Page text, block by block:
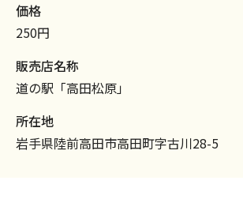
価格
250円
販売店名称
道の駅「高田松原」
所在地
岩手県陸前高田市高田町字古川28-5